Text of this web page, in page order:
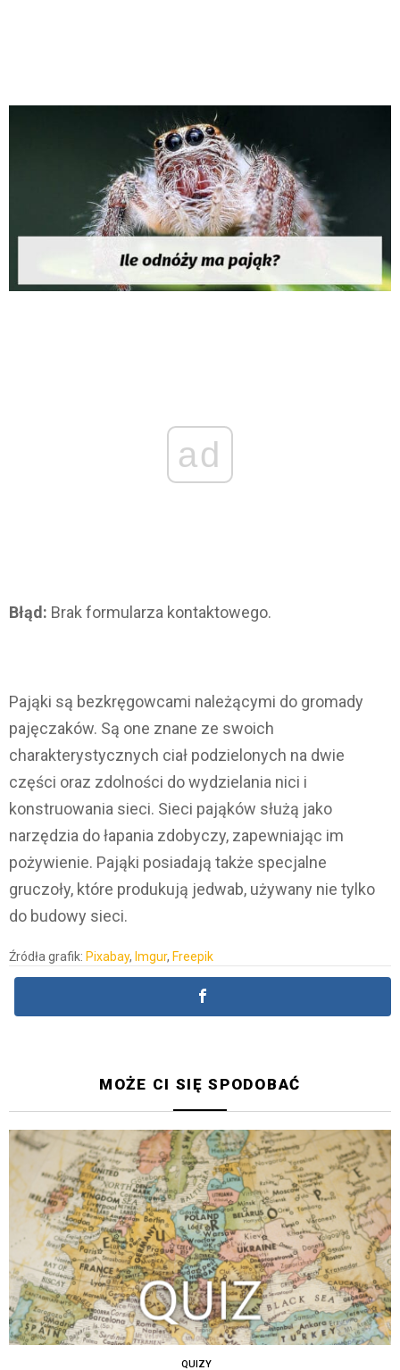
ad
Błąd: Brak formularza kontaktowego.
Pająki są bezkręgowcami należącymi do gromady
pajęczaków. Są one znane ze swoich
charakterystycznych ciał podzielonych na dwie
części oraz zdolności do wydzielania nici i
konstruowania sieci. Sieci pająków służą jako
narzędzia do łapania zdobyczy, zapewniając im
pożywienie. Pająki posiadają także specjalne
gruczoły, które produkują jedwab, używany nie tylko
do budowy sieci.
Źródła grafik: Pixabay, Imgur, Freepik
MOŻE CI SIĘ SPODOBAĆ
QUIZY